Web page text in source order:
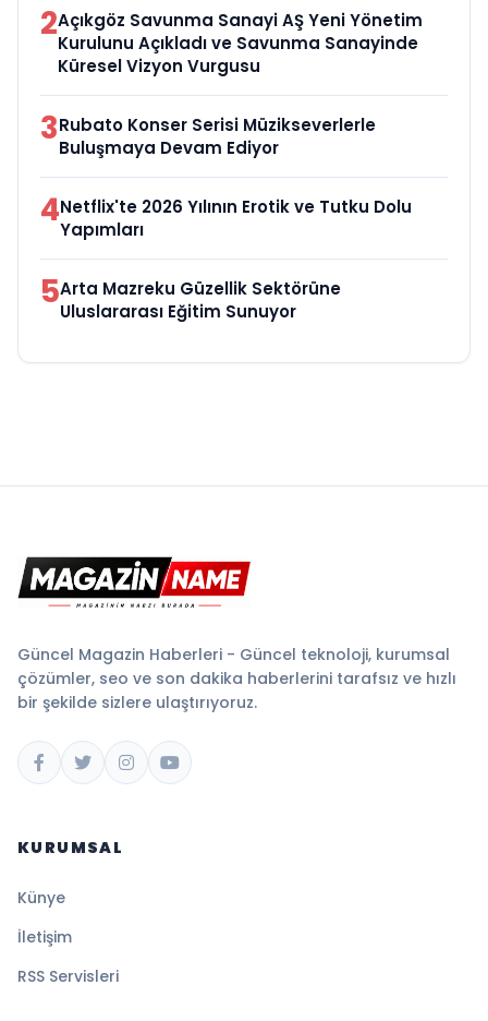
2Açıkgöz Savunma Sanayi AŞ Yeni Yönetim
Kurulunu Açıkladı ve Savunma Sanayinde
Küresel Vizyon Vurgusu
3Rubato Konser Serisi Müzikseverlerle
Buluşmaya Devam Ediyor
4Netflix'te 2026 Yılının Erotik ve Tutku Dolu
Yapımları
5Arta Mazreku Güzellik Sektörüne
Uluslararası Eğitim Sunuyor
Güncel Magazin Haberleri - Güncel teknoloji, kurumsal
çözümler, seo ve son dakika haberlerini tarafsız ve hızlı
bir şekilde sizlere ulaştırıyoruz.
KURUMSAL
Künye
İletişim
RSS Servisleri